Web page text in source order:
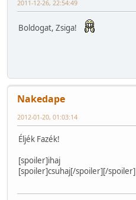
2011-12-26, 22:54:49
Boldogat, Zsiga!
Nakedape
2012-01-20, 01:03:14
Éljék Fazék!
[spoiler]ihaj
[spoiler]csuhaj[/spoiler][/spoiler]